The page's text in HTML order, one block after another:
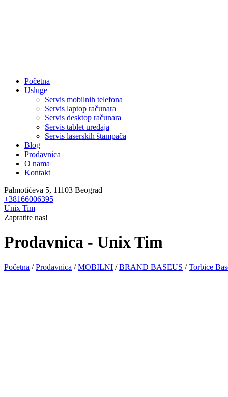
Početna
Usluge
Servis mobilnih telefona
Servis laptop računara
Servis desktop računara
Servis tablet uređaja
Servis laserskih štampača
Blog
Prodavnica
O nama
Kontakt
Palmotićeva 5, 11103 Beograd
+38166006395
Unix Tim
Zapratite nas!
Prodavnica - Unix Tim
Početna /Prodavnica /MOBILNI /BRAND BASEUS /Torbice